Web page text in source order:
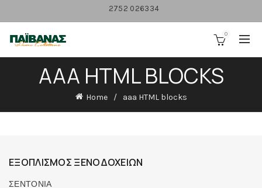
2752 026334
0
AAA HTML BLOCKS
Home aaa HTML blocks
ΕΞΟΠΛΙΣΜΟΣ ΞΕΝΟΔΟΧΕΙΩΝ
ΣΕΝΤΟΝΙΑ